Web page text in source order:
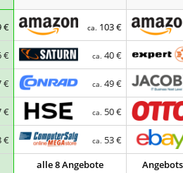
€
€
€
€
€
ca. 103 €
ca.40 €
ca.49 €
ca. 50 €
ca. 53 €
alle 8 Angebote